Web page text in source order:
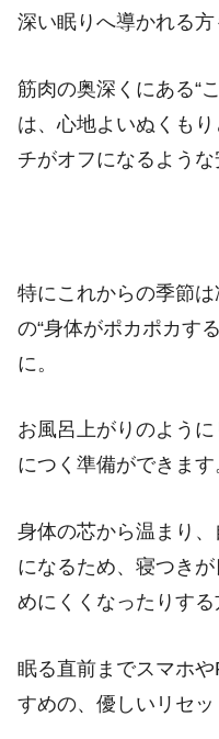
深い眠りへ導かれる方
筋肉の奥深くにある“
は、心地よいぬくも
チがオフになるような
特にこれからの季節
の“身体がポカポカす
に。
お風呂上がりのよう
につく準備ができます
身体の芯から温まり
になるため、寝つき
めにくくなったりする
眠る直前までスマホ
すめの、優しいリセッ